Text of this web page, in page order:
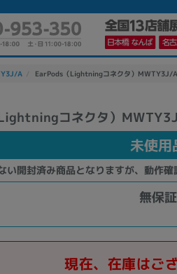
A EarPods（Lightningコネクタ）MWTY3J/
コネクタ）
未使用
い開封済み商品となりますが、動作確
無保証
現在、在庫はご
かんたんパソコン検索に切り替え
カテゴリー
商品ジャンルの絞り